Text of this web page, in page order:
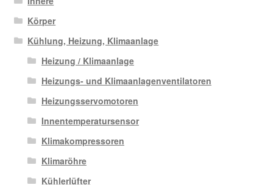
Körper
Kühlung, Heizung, Klimaanlage
Heizung / Klimaanlage
Heizungs- und Klimaanlagenventilatoren
Heizungsservomotoren
Innentemperatursensor
Klimakompressoren
Klimaröhre
Kühlerlüfter